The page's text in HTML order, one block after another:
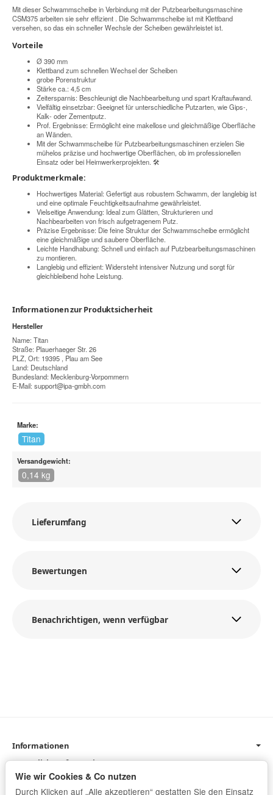
Mit dieser Schwammscheibe in Verbindung mit der Putzbearbeitungsmaschine
CSM375 arbeiten sie sehr effizient . Die Schwammscheibe ist mit Klettband
versehen, so das ein schneller Wechsle der Scheiben gewährleistet ist.
Vorteile
Ø 390 mm
Klettband zum schnellen Wechsel der Scheiben
grobe Porenstruktur
Stärke ca.: 4,5 cm
Zeitersparnis: Beschleunigt die Nachbearbeitung und spart Kraftaufwand.
Vielfältig einsetzbar: Geeignet für unterschiedliche Putzarten, wie Gips-,
Kalk- oder Zementputz.
Prof. Ergebnisse: Ermöglicht eine makellose und gleichmäßige Oberfläche
an Wänden.
Mit der Schwammscheibe für Putzbearbeitungsmaschinen erzielen Sie
mühelos präzise und hochwertige Oberflächen, ob im professionellen
Einsatz oder bei Heimwerkerprojekten. 🛠️
Produktmerkmale:
Hochwertiges Material: Gefertigt aus robustem Schwamm, der langlebig ist
und eine optimale Feuchtigkeitsaufnahme gewährleistet.
Vielseitige Anwendung: Ideal zum Glätten, Strukturieren und
Nachbearbeiten von frisch aufgetragenem Putz.
Präzise Ergebnisse: Die feine Struktur der Schwammscheibe ermöglicht
eine gleichmäßige und saubere Oberfläche.
Leichte Handhabung: Schnell und einfach auf Putzbearbeitungsmaschinen
zu montieren.
Langlebig und effizient: Widersteht intensiver Nutzung und sorgt für
gleichbleibend hohe Leistung.
Informationen zur Produktsicherheit
Hersteller
Name: Titan
Straße: Plauerhaeger Str. 26
PLZ, Ort: 19395 , Plau am See
Land: Deutschland
Bundesland: Mecklenburg-Vorpommern
E-Mail: support@ipa-gmbh.com
Marke:
Titan
Versandgewicht:
0,14 kg
Lieferumfang
Bewertungen
Benachrichtigen, wenn verfügbar
Informationen
Gesetzliche Informationen
Newsletter
Wie wir Cookies & Co nutzen
Durch Klicken auf „Alle akzeptieren“ gestatten Sie den Einsatz